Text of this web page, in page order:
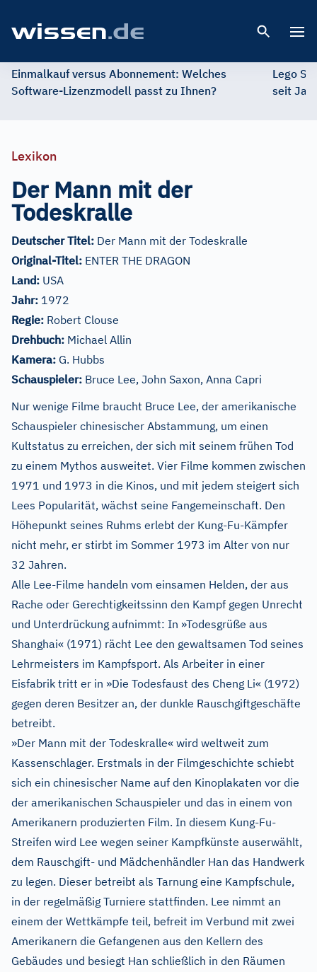
Einmalkauf versus Abonnement: Welches
Software-Lizenzmodell passt zu Ihnen?
Lego
seit
Lexikon
Der Mann mit der
Todeskralle
Deutscher Titel: Der Mann mit der Todeskralle
Original-Titel: ENTER THE DRAGON
Land: USA
Jahr: 1972
Regie: Robert Clouse
Drehbuch: Michael Allin
Kamera: G. Hubbs
Schauspieler: Bruce Lee, John Saxon, Anna Capri
Nur wenige Filme braucht Bruce Lee, der amerikanische
Schauspieler chinesischer Abstammung, um einen
Kultstatus zu erreichen, der sich mit seinem frühen Tod
zu einem Mythos ausweitet. Vier Filme kommen zwischen
1971 und 1973 in die Kinos, und mit jedem steigert sich
Lees Popularität, wächst seine Fangemeinschaft. Den
Höhepunkt seines Ruhms erlebt der Kung-Fu-Kämpfer
nicht mehr, er stirbt im Sommer 1973 im Alter von nur
32 Jahren.
Alle Lee-Filme handeln vom einsamen Helden, der aus
Rache oder Gerechtigkeitssinn den Kampf gegen Unrecht
und Unterdrückung aufnimmt: In »Todesgrüße aus
Shanghai« (1971) rächt Lee den gewaltsamen Tod seines
Lehrmeisters im Kampfsport. Als Arbeiter in einer
Eisfabrik tritt er in »Die Todesfaust des Cheng Li« (1972)
gegen deren Besitzer an, der dunkle Rauschgiftgeschäfte
betreibt.
»Der Mann mit der Todeskralle« wird weltweit zum
Kassenschlager. Erstmals in der Filmgeschichte schiebt
sich ein chinesischer Name auf den Kinoplakaten vor die
der amerikanischen Schauspieler und das in einem von
Amerikanern produzierten Film. In diesem Kung-Fu-
Streifen wird Lee wegen seiner Kampfkünste auserwählt,
dem Rauschgift- und Mädchenhändler Han das Handwerk
zu legen. Dieser betreibt als Tarnung eine Kampfschule,
in der regelmäßig Turniere stattfinden. Lee nimmt an
einem der Wettkämpfe teil, befreit im Verbund mit zwei
Amerikanern die Gefangenen aus den Kellern des
Gebäudes und besiegt Han schließlich in den Räumen